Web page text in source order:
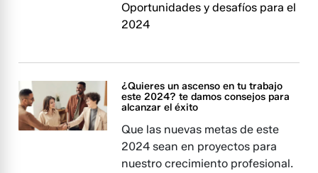
Oportunidades y desafíos para el
2024
¿Quieres un ascenso en tu trabajo
este 2024? te damos consejos para
alcanzar el éxito
Que las nuevas metas de este
2024 sean en proyectos para
nuestro crecimiento profesional.